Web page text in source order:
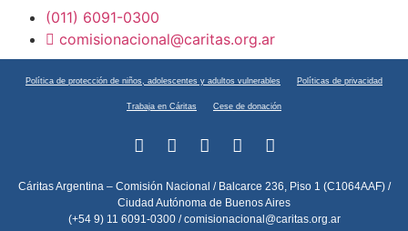
(011) 6091-0300
comisionacional@caritas.org.ar
Política de protección de niños, adolescentes y adultos vulnerables Políticas de privacidad
Trabaja en Cáritas Cese de donación
Cáritas Argentina – Comisión Nacional / Balcarce 236, Piso 1 (C1064AAF) /
Ciudad Autónoma de Buenos Aires
(+54 9) 11 6091-0300 /comisionacional@caritas.org.ar